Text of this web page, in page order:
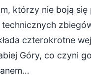
którzy nie boją się
czterokrotne
Góry, co czyni